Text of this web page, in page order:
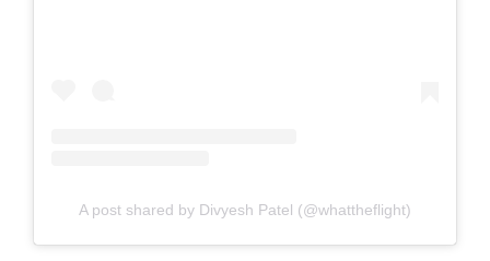
A post shared by Divyesh Patel (@whattheflight)